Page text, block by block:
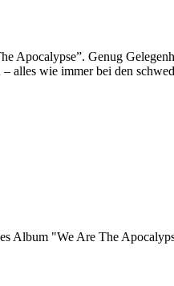
Apocalypse”. Genug
alles wie immer bei den
"We Are The